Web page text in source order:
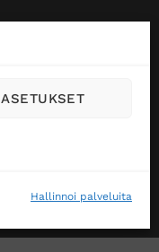
Hallinnoi palveluita
ASETUKSET